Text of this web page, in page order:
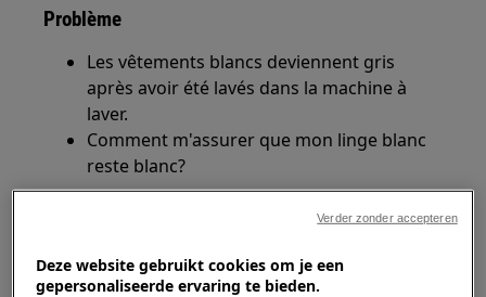
Problème
Les vêtements blancs deviennent gris
après avoir été lavés dans la machine à
laver.
Comment m'assurer que mon linge blanc
reste blanc?
Machine à laver
Deze website gebruikt cookies om je een
gepersonaliseerde ervaring te bieden.
Verder zonder accepteren